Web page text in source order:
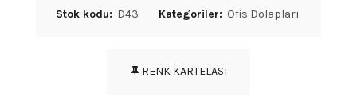
Stok kodu: D43 Kategoriler: Ofis Dolapları
RENK KARTELASI